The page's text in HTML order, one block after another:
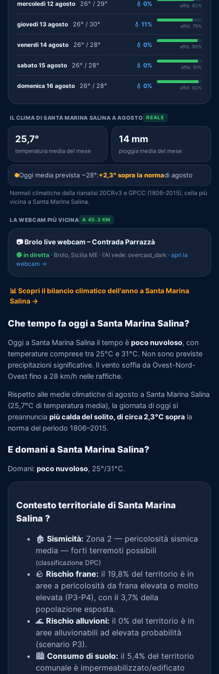
mercoledì 12 agosto 26° / 29° 💧 0% affid. 82%
giovedì 13 agosto 26° / 30° 💧 11% affid. 79%
venerdì 14 agosto 26° / 28° 💧 0% affid. 90%
sabato 15 agosto 26° / 28° 💧 0% affid. 91%
domenica 16 agosto 26° / 28° 💧 0% affid. 92%
IL CLIMA DI SANTA MARINA SALINA A AGOSTO REALE
25,7°
temperatura media del mese
14 mm
pioggia media del mese
Oggi media prevista ~28°:+2,3° sopra la normadi agosto
Normali climatiche dalla rianalisi 20CRv3 e GPCC (1806–2015), cella più
vicina a Santa Marina Salina.
LA WEBCAM PIÙ VICINA A 45.3 KM
📷 Brolo live webcam – Contrada Parrazzà
🟢 in diretta · Brolo, Sicilia ME · l'AI vede: overcast_dark · apri la
webcam →
📊 Scopri il bilancio climatico dell'anno a Santa Marina
Salina →
Che tempo fa oggi a Santa Marina Salina?
Oggi a Santa Marina Salina il tempo è poco nuvoloso, con
temperature comprese tra 25°C e 31°C. Non sono previste
precipitazioni significative. Il vento soffia da Ovest-Nord-
Ovest fino a 28 km/h nelle raffiche.
Rispetto alle medie climatiche di agosto a Santa Marina Salina
(25,7°C di temperatura media), la giornata di oggi si
preannuncia più calda del solito, di circa 2,3°C sopra la
norma del periodo 1806–2015.
E domani a Santa Marina Salina?
Domani: poco nuvoloso, 25°/31°C.
Contesto territoriale di Santa Marina
Salina ?
🏚️ Sismicità: Zona 2 — pericolosità sismica
media — forti terremoti possibili
(classificazione DPC)
🪨 Rischio frane: il 19,8% del territorio è in
aree a pericolosità da frana elevata o molto
elevata (P3-P4), con il 3,7% della
popolazione esposta.
🌊 Rischio alluvioni: il 0% del territorio è in
aree alluvionabili ad elevata probabilità
(scenario P3).
🏙️ Consumo di suolo: il 5,4% del territorio
comunale è impermeabilizzato/edificato